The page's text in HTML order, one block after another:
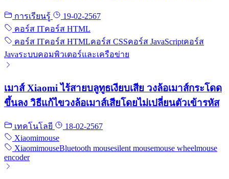
การเรียนรู้
19-02-2567
คอร์ส ITคอร์ส HTML
คอร์ส ITคอร์ส HTMLคอร์ส CSSคอร์ส JavaScriptคอร์ส
Javaระบบคอมพิวเตอร์และเครือข่าย
เมาส์ Xiaomi ไร้สายบลูทูธเงียบเสีย วงล้อเมาส์กระโดด
ขึ้นลง วิธีแก้ไขวงล้อเมาส์เสียโดยไม่เปลี่ยนตัวเข้ารหัส
เทคโนโลยี
18-02-2567
Xiaomimouse
XiaomimouseBluetooth mousesilent mousemouse wheelmouse
encoder